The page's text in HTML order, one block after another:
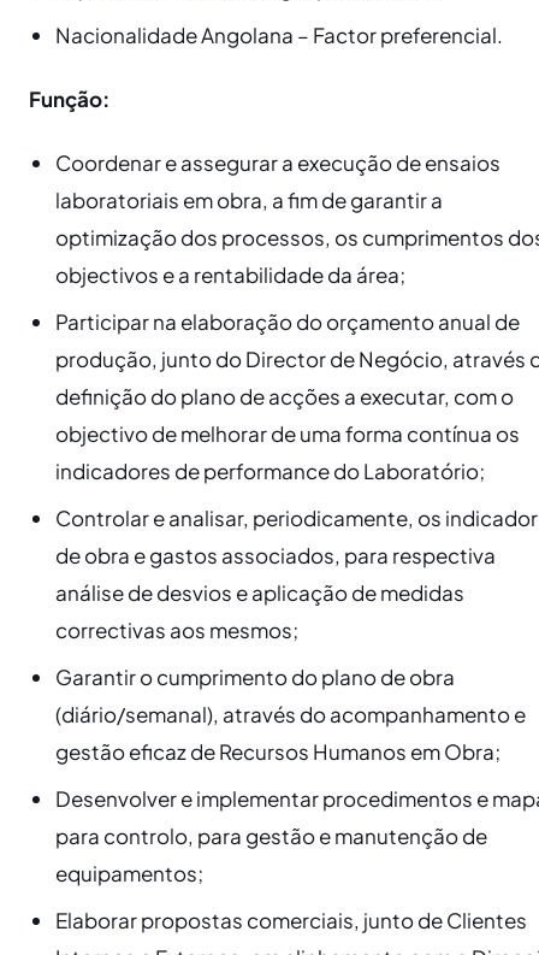
​Nacionalidade Angolana – Factor preferencial.
Função:
​Coordenar e assegurar a execução de ensaios
laboratoriais em obra, a fim de garantir a
optimização dos processos, os cumprimentos
objectivos e a rentabilidade da área;
​Participar na elaboração do orçamento anual de
produção, junto do Director de Negócio, através
definição do plano de acções a executar, com o
objectivo de melhorar de uma forma contínua os
indicadores de performance do Laboratório;
​Controlar e analisar, periodicamente, os
de obra e gastos associados, para respectiva
análise de desvios e aplicação de medidas
correctivas aos mesmos;
​Garantir o cumprimento do plano de obra
(diário/semanal), através do acompanhamento e
gestão eficaz de Recursos Humanos em Obra;
​Desenvolver e implementar procedimentos e
para controlo, para gestão e manutenção de
equipamentos;
​Elaborar propostas comerciais, junto de Clientes